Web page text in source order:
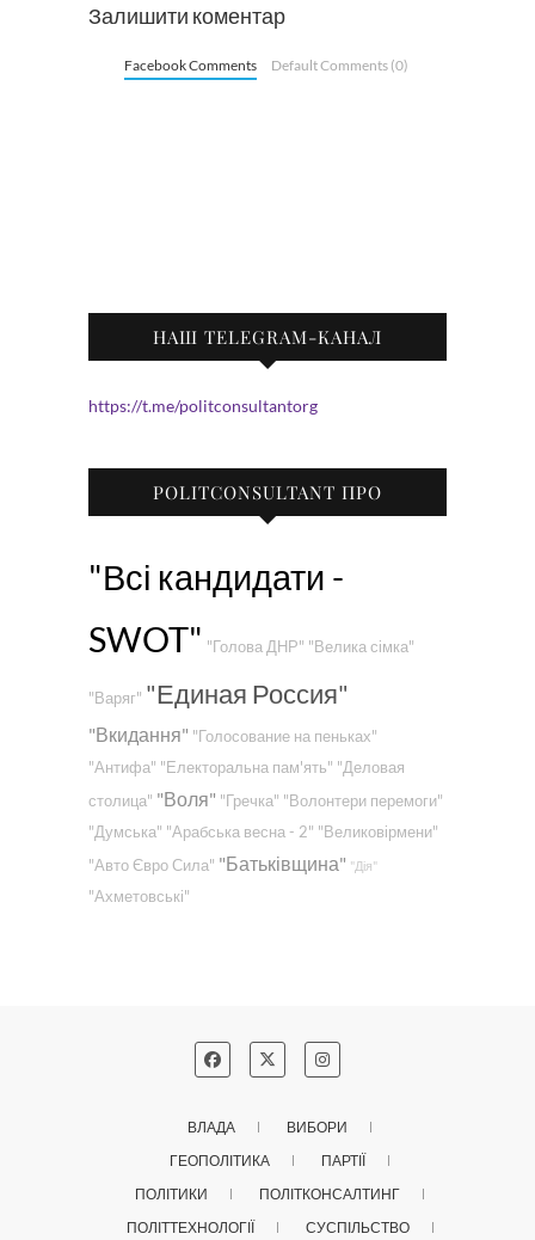
Залишити коментар
Facebook Comments Default Comments (0)
НАШ TELEGRAM-КАНАЛ
https://t.me/politconsultantorg
POLITCONSULTANT ПРО
"Всі кандидати -
SWOT" "Голова ДНР" "Велика сімка"
"Варяг" "Единая Россия"
"Вкидання" "Голосование на пеньках"
"Антифа" "Електоральна пам'ять" "Деловая
столица" "Воля" "Гречка" "Волонтери перемоги"
"Думська" "Арабська весна - 2" "Великовірмени"
"Авто Євро Сила" "Батьківщина" "Дія"
"Ахметовські"
ВЛАДА
ВИБОРИ
ГЕОПОЛІТИКА
ПАРТІЇ
ПОЛІТИКИ
ПОЛІТКОНСАЛТИНГ
ПОЛІТТЕХНОЛОГІЇ
СУСПІЛЬСТВО